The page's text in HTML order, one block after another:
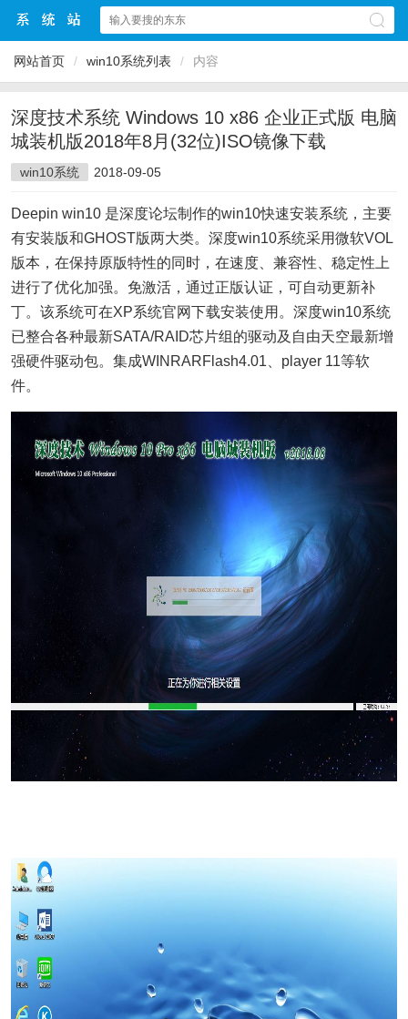
网站首页 / win10系统列表 / 内容
深度技术系统 Windows 10 x86 企业正式版 电脑
城装机版2018年8月(32位)ISO镜像下载
win10系统 2018-09-05
Deepin win10 是深度论坛制作的win10快速安装系统，主要
有安装版和GHOST版两大类。深度win10系统采用微软VOL
版本，在保持原版特性的同时，在速度、兼容性、稳定性上
进行了优化加强。免激活，通过正版认证，可自动更新补
丁。该系统可在XP系统官网下载安装使用。深度win10系统
已整合各种最新SATA/RAID芯片组的驱动及自由天空最新增
强硬件驱动包。集成WINRARFlash4.01、player 11等软
件。